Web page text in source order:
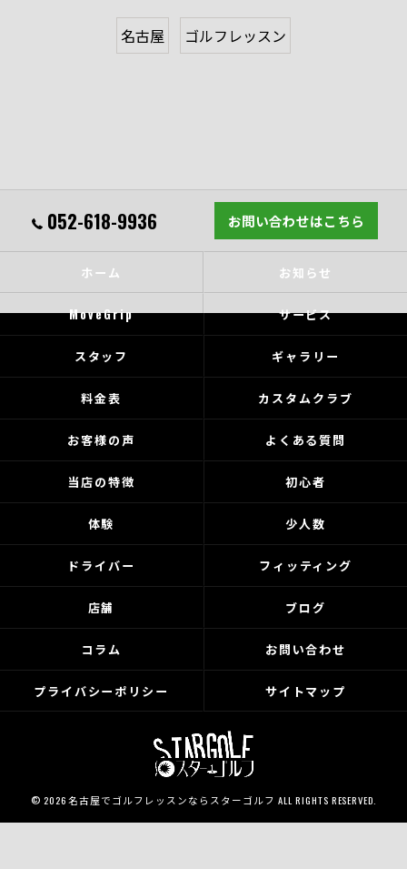
名古屋 ゴルフレッスン
052-618-9936 お問い合わせはこちら
ホーム お知らせ
MoveGrip サービス
スタッフ ギャラリー
料金表 カスタムクラブ
お客様の声 よくある質問
当店の特徴 初心者
体験 少人数
ドライバー フィッティング
店舗 ブログ
コラム お問い合わせ
プライバシーポリシー サイトマップ
© 2026 名古屋でゴルフレッスンならスターゴルフ ALL RIGHTS RESERVED.